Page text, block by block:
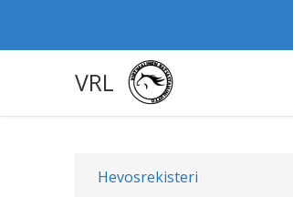
VRL
Hevosrekisteri